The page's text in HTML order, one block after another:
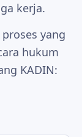
kerja.
yang
hukum
KADIN: